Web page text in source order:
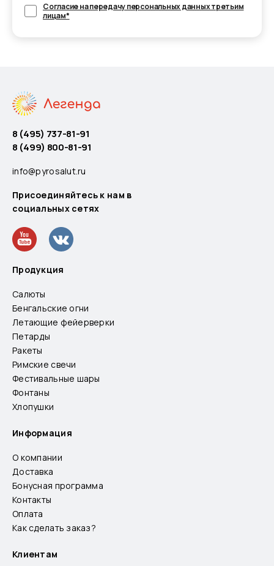
Согласие на передачу персональных данных третьим
лицам*
8 (495) 737-81-91
8 (499) 800-81-91
info@pyrosalut.ru
Присоединяйтесь к нам в
социальных сетях
Продукция
Салюты
Бенгальские огни
Летающие фейерверки
Петарды
Ракеты
Римские свечи
Фестивальные шары
Фонтаны
Хлопушки
Информация
О компании
Доставка
Бонусная программа
Контакты
Оплата
Как сделать заказ?
Клиентам